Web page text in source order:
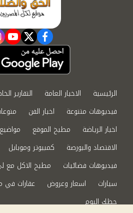
facebook
twitter
الرئيسية الاخبار العامة التقارير
فيديوهات متنوعة
اخبار الفن
اخبار الرياضة
مطبخ الموقع
الاقتصاد والبورصة
كمبيوتر وموبايل
فيديوهات فضائيات
مطبخ الاكل مع
سيارات
اسعار وعروض عقارات في
حظك اليوم